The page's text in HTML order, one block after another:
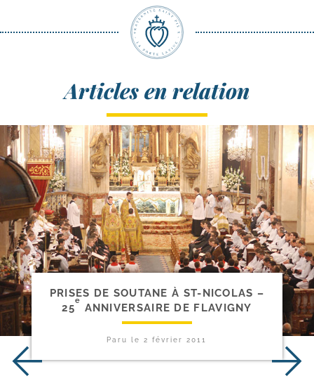
Articles en relation
PRISES DE SOUTANE À ST-​NICOLAS –
25
e
ANNIVERSAIRE DE FLAVIGNY
Paru le2 février 2011